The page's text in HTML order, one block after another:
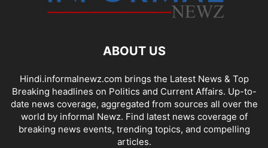
ABOUT US
Hindi.informalnewz.com brings the Latest News & Top
Breaking headlines on Politics and Current Affairs. Up-to-
date news coverage, aggregated from sources all over the
world by informal Newz. Find latest news coverage of
breaking news events, trending topics, and compelling
articles.